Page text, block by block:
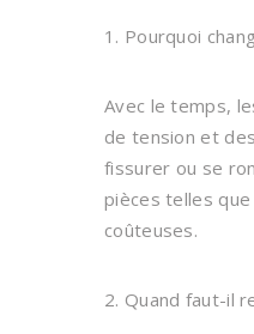
1. Pourquoi
Avec le temps,
de tension et
fissurer ou se
pièces telles
coûteuses.
2. Quand faut-il